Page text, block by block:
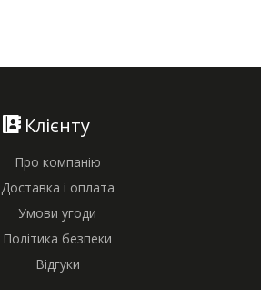
Клієнту
Про компанію
Доставка і оплата
Умови угоди
Політика безпеки
Відгуки